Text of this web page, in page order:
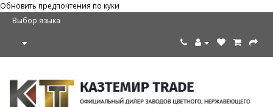
Обновить предпочтения по куки
Выбор языка